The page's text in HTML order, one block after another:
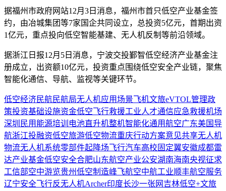
据福州市政府网站12月3日消息，福州市首只低空产业基金签
约，由冶城集团等7家国企共同设立，总投资5亿元，首期出资
1亿元，重点投向低空智能基建、无人机反制等前沿领域。
据浙江日报12月5日消息，宁波交投鄞智低空经济产业基金注
册成立，出资额10亿元，投资重点围绕低空安全产业链，聚焦
智能化通信、导航、监视等关键环节。
低空经济民航民航局无人机应用场景飞机文旅eVTOL管理政
策投资基础设施资金低空飞行救援工业人才通信应急救援机场
深圳 民用 能源培训 电池直升机整机智能化通用航空广东美国 导
航浙江投融资低空旅游低空物流重庆行动方案意见共享无人机
物流无人机系统零部件起降场飞行汽车高校固定翼安徽成都雷
达产业基金低空安全合肥山东航空产业公安湖南海南央视征求
工信部空中游览贵州低空制造峰飞航空中航工业顺丰航空服务
辽宁安全飞行反无人机Archer印度长沙一张网 吉林低空+文旅